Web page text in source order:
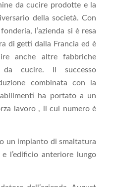
da cucire prodotte e la
della società. Con
l’azienda si è resa
di getti dalla Francia ed è
anche altre fabbriche
da cucire. Il successo
combinata con la
ha portato a un
lavoro , il cui numero è
un impianto di smaltatura
l’edificio anteriore lungo